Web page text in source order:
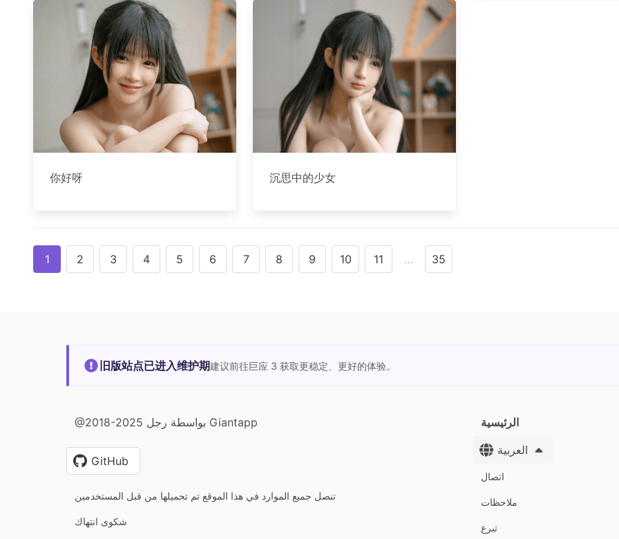
你好呀 沉思中的少女
1 2 3 4 5 6 7 8 9 10 11 … 35
旧版站点已进入维护期建议前往巨应 3 获取更稳定、更好的体验。
@2018-2025 بواسطة رجل Giantapp
GitHub
تنصل جميع الموارد في هذا الموقع تم تحميلها من قبل المستخدمين
شكوى انتهاك
الرئيسية
العربية
اتصال
ملاحظات
تبرع